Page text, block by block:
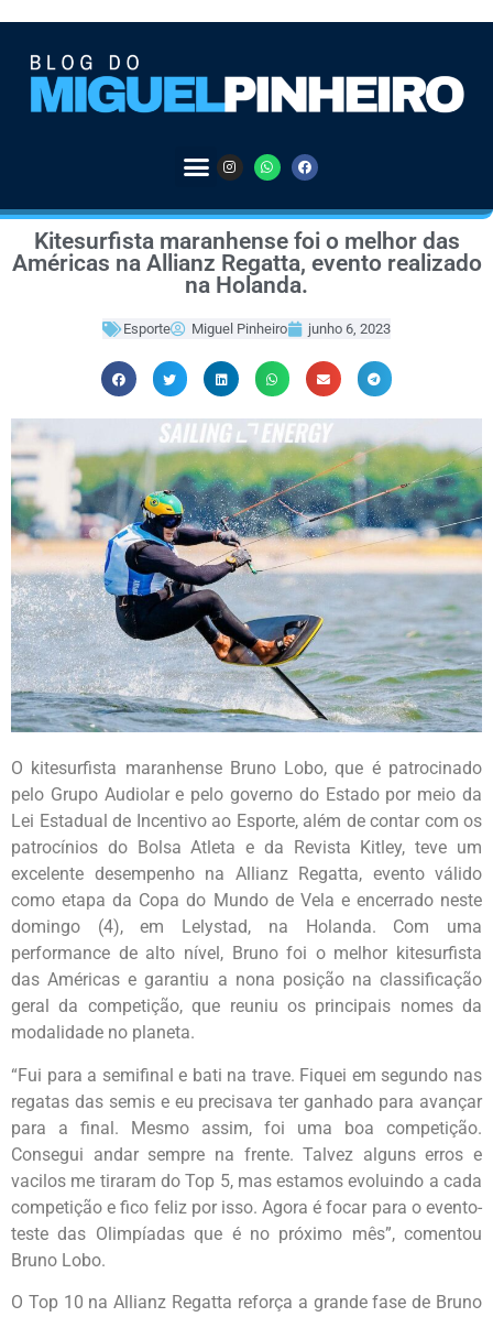
Kitesurfista maranhense foi o melhor das
Américas na Allianz Regatta, evento realizado
na Holanda.
Esporte Miguel Pinheiro junho 6, 2023
O kitesurfista maranhense Bruno Lobo, que é patrocinado
pelo Grupo Audiolar e pelo governo do Estado por meio da
Lei Estadual de Incentivo ao Esporte, além de contar com os
patrocínios do Bolsa Atleta e da Revista Kitley, teve um
excelente desempenho na Allianz Regatta, evento válido
como etapa da Copa do Mundo de Vela e encerrado neste
domingo (4), em Lelystad, na Holanda. Com uma
performance de alto nível, Bruno foi o melhor kitesurfista
das Américas e garantiu a nona posição na classificação
geral da competição, que reuniu os principais nomes da
modalidade no planeta.
“Fui para a semifinal e bati na trave. Fiquei em segundo nas
regatas das semis e eu precisava ter ganhado para avançar
para a final. Mesmo assim, foi uma boa competição.
Consegui andar sempre na frente. Talvez alguns erros e
vacilos me tiraram do Top 5, mas estamos evoluindo a cada
competição e fico feliz por isso. Agora é focar para o evento-
teste das Olimpíadas que é no próximo mês”, comentou
Bruno Lobo.
O Top 10 na Allianz Regatta reforça a grande fase de Bruno